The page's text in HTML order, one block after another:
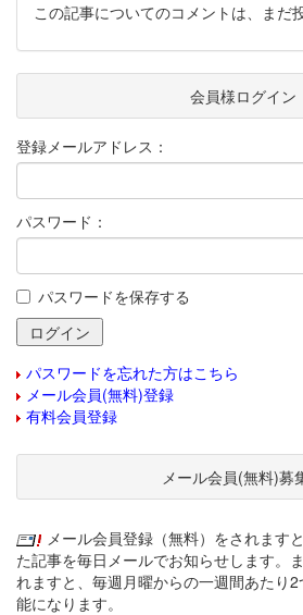
この記事についてのコメントは、まだ
会員様ログイン
登録メールアドレス：
パスワード：
パスワードを保存する
パスワードを忘れた方はこちら
メール会員(無料)登録
有料会員登録
メール会員(無料)募
メール会員登録（無料）をされます
た記事を毎日メールでお知らせします。
れますと、毎週月曜からの一週間あたり
能になります。